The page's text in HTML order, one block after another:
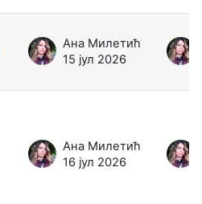
Ана Милетић
15 јул 2026
Ана Милетић
16 јул 2026